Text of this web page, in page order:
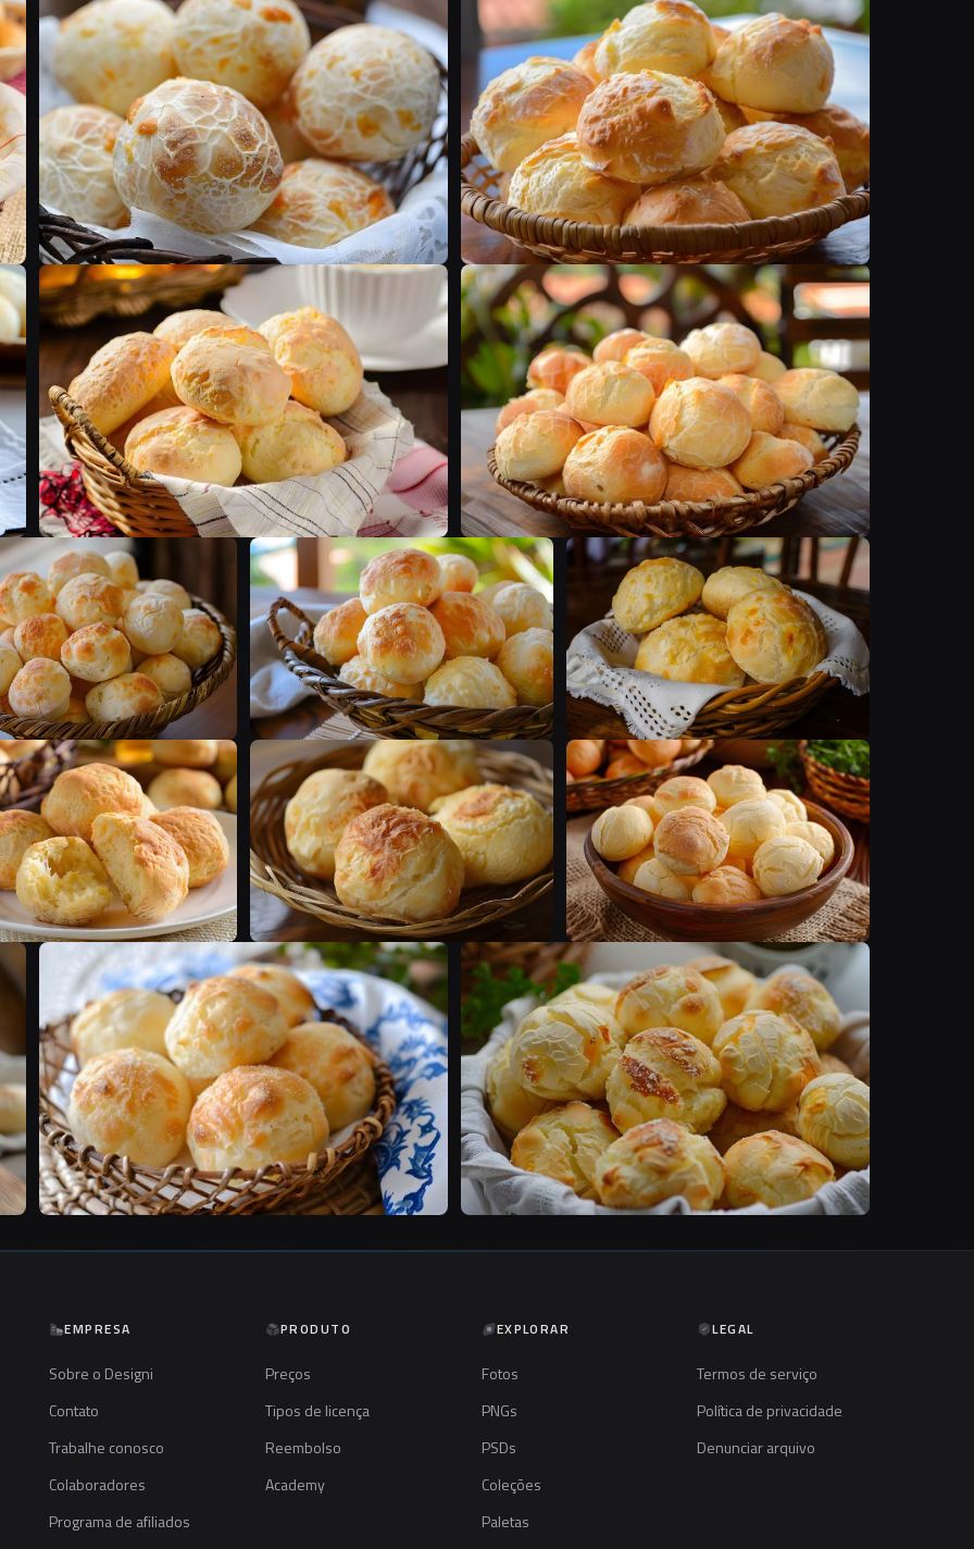
F F
F
F F
F F F
F F
EMPRESA
Sobre o Designi
Contato
Trabalhe conosco
Colaboradores
Programa de afiliados
PRODUTO
Preços
Tipos de licença
Reembolso
Academy
EXPLORAR
Fotos
PNGs
PSDs
Coleções
Paletas
LEGAL
Termos de serviço
Política de privacidade
Denunciar arquivo